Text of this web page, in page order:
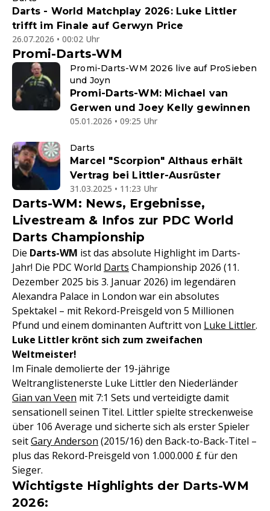
Darts - World Matchplay 2026: Luke Littler
trifft im Finale auf Gerwyn Price
26.07.2026 • 00:02 Uhr
Promi-Darts-WM
Promi-Darts-WM 2026 live auf ProSieben
und Joyn
Promi-Darts-WM: Michael van
Gerwen und Joey Kelly gewinnen
05.01.2026 • 09:25 Uhr
Darts
Marcel "Scorpion" Althaus erhält
Vertrag bei Littler-Ausrüster
31.03.2025 • 11:23 Uhr
Darts-WM: News, Ergebnisse,
Livestream & Infos zur PDC World
Darts Championship
Die Darts-WM ist das absolute Highlight im Darts-
Jahr! Die PDC World Darts Championship 2026 (11.
Dezember 2025 bis 3. Januar 2026) im legendären
Alexandra Palace in London war ein absolutes
Spektakel – mit Rekord-Preisgeld von 5 Millionen
Pfund und einem dominanten Auftritt von Luke Littler.
Luke Littler krönt sich zum zweifachen
Weltmeister!
Im Finale demolierte der 19-jährige
Weltranglistenerste Luke Littler den Niederländer
Gian van Veen mit 7:1 Sets und verteidigte damit
sensationell seinen Titel. Littler spielte streckenweise
über 106 Average und sicherte sich als erster Spieler
seitGary Anderson (2015/16) den Back-to-Back-Titel –
plus das Rekord-Preisgeld von 1.000.000 £ für den
Sieger.
Wichtigste Highlights der Darts-WM
2026: